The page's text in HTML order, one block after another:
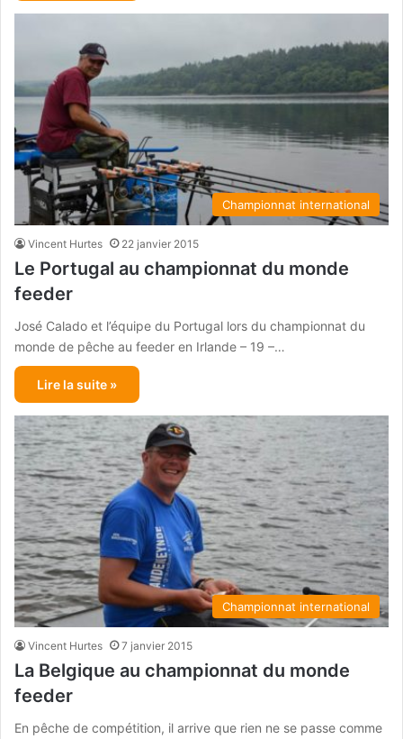
Championnat international
Vincent Hurtes 22 janvier 2015
Le Portugal au championnat du monde
feeder
José Calado et l’équipe du Portugal lors du championnat du
monde de pêche au feeder en Irlande – 19 –…
Lire la suite »
Championnat international
Vincent Hurtes 7 janvier 2015
La Belgique au championnat du monde
feeder
En pêche de compétition, il arrive que rien ne se passe comme